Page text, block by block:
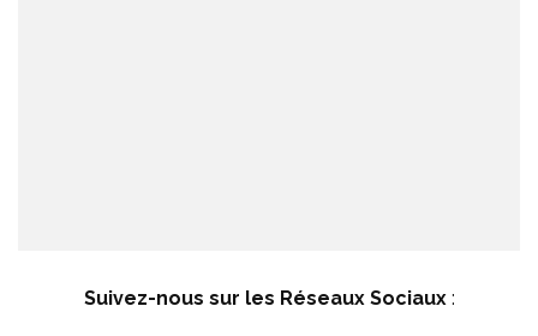
Suivez-nous sur les Réseaux Sociaux: